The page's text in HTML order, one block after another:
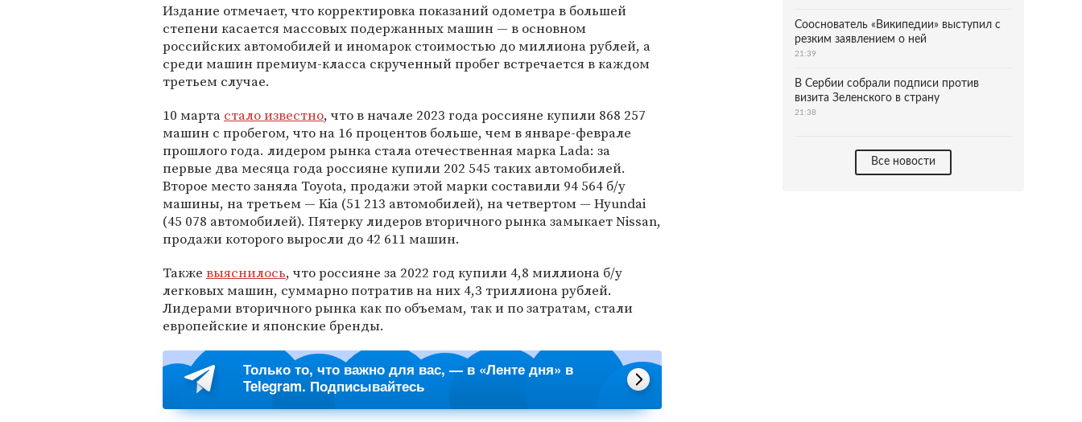
Издание отмечает, что корректировка показаний одометра в большей
степени касается массовых подержанных машин — в основном
российских автомобилей и иномарок стоимостью до миллиона рублей, а
среди машин премиум-класса скрученный пробег встречается в каждом
третьем случае.
10 марта стало известно, что в начале 2023 года россияне купили 868 257
машин с пробегом, что на 16 процентов больше, чем в январе-феврале
прошлого года. лидером рынка стала отечественная марка Lada: за
первые два месяца года россияне купили 202 545 таких автомобилей.
Второе место заняла Toyota, продажи этой марки составили 94 564 б/у
машины, на третьем — Kia (51 213 автомобилей), на четвертом — Hyundai
(45 078 автомобилей). Пятерку лидеров вторичного рынка замыкает Nissan,
продажи которого выросли до 42 611 машин.
Также выяснилось, что россияне за 2022 год купили 4,8 миллиона б/у
легковых машин, суммарно потратив на них 4,3 триллиона рублей.
Лидерами вторичного рынка как по объемам, так и по затратам, стали
европейские и японские бренды.
Только то, что важно для вас, — в «Ленте дня» в
Telegram. Подписывайтесь
Сооснователь «Википедии» выступил с
резким заявлением о ней
21:39
В Сербии собрали подписи против
визита Зеленского в страну
21:38
Все новости